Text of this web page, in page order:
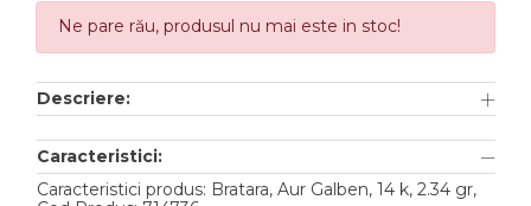
Accesorii
TIP METAL
Aur galben
Aur alb
Ne pare rău, produsul nu mai este in stoc!
Descriere:
Caracteristici:
Caracteristici produs: Bratara, Aur Galben, 14 k, 2.34 gr,